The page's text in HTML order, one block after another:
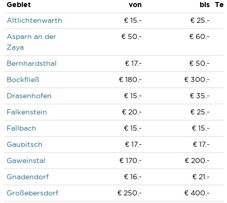
Gebiet
von
bis
Altlichtenwarth
€ 15.-
€ 25.-
Asparn an der
Zaya
€ 50.- € 60.-
Bernhardsthal € 17.-
€ 50.-
Bockfließ
€ 180.-
€ 300.-
Drasenhofen
€ 15.-
€ 35.-
Falkenstein
€ 20.-
€ 25.-
Fallbach
€ 15.-
€ 15.-
Gaubitsch
€ 17.-
€ 17.-
Gaweinstal
€ 170.-
€ 200.-
Gnadendorf
€ 16.-
€ 21.-
Großebersdorf
€ 250.-
€ 400.-